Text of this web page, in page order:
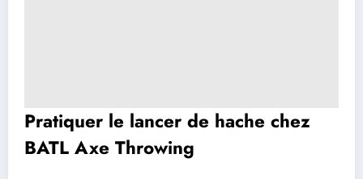
Pratiquer le lancer de hache chez
BATL Axe Throwing